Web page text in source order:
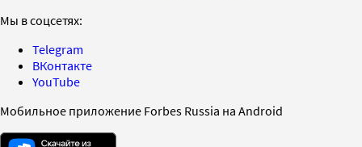
Мы в соцсетях:
Telegram
ВКонтакте
YouTube
Мобильное приложение Forbes Russia на Android